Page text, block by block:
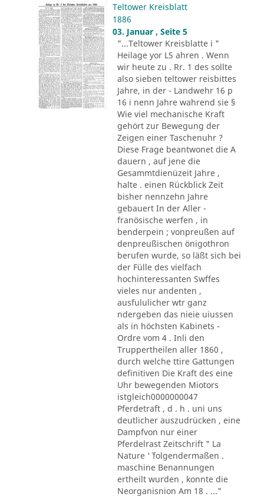
Teltower Kreisblatt
1886
03. Januar , Seite 5
"...Teltower Kreisblatte i "
Heilage yor L5 ahren . Wenn
wir heute zu . Rr. 1 des sollte
also sieben teltower reisbittes
Jahre, in der - Landwehr 16 p
16 i nenn Jahre wahrend sie §
Wie viel mechanische Kraft
gehört zur Bewegung der
Zeigen einer Taschenuhr ?
Diese Frage beantwonet die A
dauern , auf jene die
Gesammtdienüzeit Jahre ,
halte . einen Rückblick Zeit
bisher nennzehn Jahre
gebauert In der Aller -
franösische werfen , in
benderpein ; vonpreußen auf
denpreußischen önigothron
berufen wurde, so läßt sich bei
der Fülle des vielfach
hochinteressanten Swffes
vieles nur andenten ,
ausfululicher wtr ganz
ndergeben das nieie uiussen
als in höchsten Kabinets -
Ordre vom 4 . Inli den
Truppertheilen aller 1860 ,
durch welche ttire Gattungen
definitiven Die Kraft des eine
Uhr bewegenden Miotors
istgleich0000000047
Pferdetraft , d . h . uni uns
deutlicher auszudrücken , eine
Dampfvon nur einer
Pferdelrast Zeitschrift " La
Nature '´ folgendermaßen .
maschine Benannungen
ertheilt wurden , konnte die
Neorganisnion Am 18 . ..."